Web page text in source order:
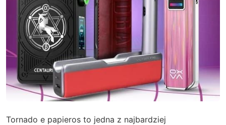
Tornado e papieros to jedna z najbardziej